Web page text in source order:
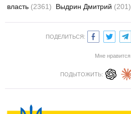
власть (2361) Выдрин Дмитрий (201)
ПОДЕЛИТЬСЯ:
Мне нравится
ПОДЫТОЖИТЬ: